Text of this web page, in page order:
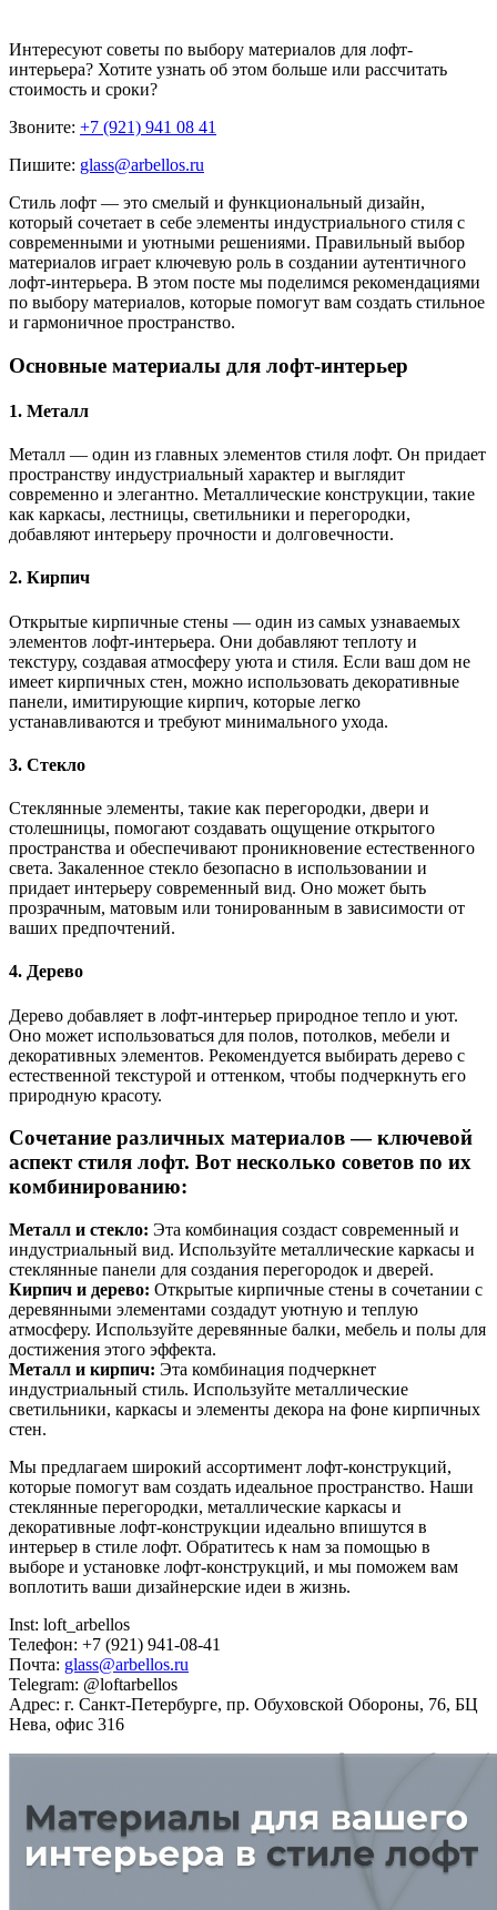
Интересуют советы по выбору материалов для лофт-
интерьера? Хотите узнать об этом больше или рассчитать
стоимость и сроки?
Звоните: +7 (921) 941 08 41
Пишите: glass@arbellos.ru
Стиль лофт — это смелый и функциональный дизайн,
который сочетает в себе элементы индустриального стиля с
современными и уютными решениями. Правильный выбор
материалов играет ключевую роль в создании аутентичного
лофт-интерьера. В этом посте мы поделимся рекомендациями
по выбору материалов, которые помогут вам создать стильное
и гармоничное пространство.
Основные материалы для лофт-интерьер
1. Металл
Металл — один из главных элементов стиля лофт. Он придает
пространству индустриальный характер и выглядит
современно и элегантно. Металлические конструкции, такие
как каркасы, лестницы, светильники и перегородки,
добавляют интерьеру прочности и долговечности.
2. Кирпич
Открытые кирпичные стены — один из самых узнаваемых
элементов лофт-интерьера. Они добавляют теплоту и
текстуру, создавая атмосферу уюта и стиля. Если ваш дом не
имеет кирпичных стен, можно использовать декоративные
панели, имитирующие кирпич, которые легко
устанавливаются и требуют минимального ухода.
3. Стекло
Стеклянные элементы, такие как перегородки, двери и
столешницы, помогают создавать ощущение открытого
пространства и обеспечивают проникновение естественного
света. Закаленное стекло безопасно в использовании и
придает интерьеру современный вид. Оно может быть
прозрачным, матовым или тонированным в зависимости от
ваших предпочтений.
4. Дерево
Дерево добавляет в лофт-интерьер природное тепло и уют.
Оно может использоваться для полов, потолков, мебели и
декоративных элементов. Рекомендуется выбирать дерево с
естественной текстурой и оттенком, чтобы подчеркнуть его
природную красоту.
Сочетание различных материалов — ключевой
аспект стиля лофт. Вот несколько советов по их
комбинированию:
Металл и стекло: Эта комбинация создаст современный и
индустриальный вид. Используйте металлические каркасы и
стеклянные панели для создания перегородок и дверей.
Кирпич и дерево: Открытые кирпичные стены в сочетании с
деревянными элементами создадут уютную и теплую
атмосферу. Используйте деревянные балки, мебель и полы для
достижения этого эффекта.
Металл и кирпич: Эта комбинация подчеркнет
индустриальный стиль. Используйте металлические
светильники, каркасы и элементы декора на фоне кирпичных
стен.
Мы предлагаем широкий ассортимент лофт-конструкций,
которые помогут вам создать идеальное пространство. Наши
стеклянные перегородки, металлические каркасы и
декоративные лофт-конструкции идеально впишутся в
интерьер в стиле лофт. Обратитесь к нам за помощью в
выборе и установке лофт-конструкций, и мы поможем вам
воплотить ваши дизайнерские идеи в жизнь.
Inst: loft_arbellos
Телефон: +7 (921) 941-08-41
Почта: glass@arbellos.ru
Telegram: @loftarbellos
Адрес: г. Санкт-Петербурге, пр. Обуховской Обороны, 76, БЦ
Нева, офис 316